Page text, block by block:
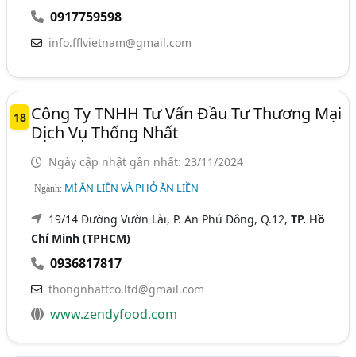
0917759598
info.fflvietnam@gmail.com
18 Công Ty TNHH Tư Vấn Đầu Tư Thương Mại
Dịch Vụ Thống Nhất
Ngày cập nhật gần nhất: 23/11/2024
Ngành: MÌ ĂN LIỀN VÀ PHỞ ĂN LIỀN
19/14 Đường Vườn Lài, P. An Phú Đông, Q.12,TP. Hồ
Chí Minh (TPHCM)
0936817817
thongnhattco.ltd@gmail.com
www.zendyfood.com